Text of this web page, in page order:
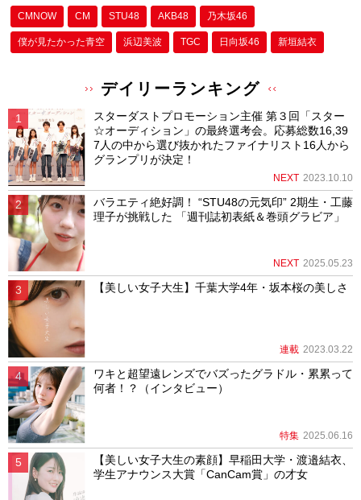
CMNOW CM STU48 AKB48 乃木坂46
僕が⾒たかった⻘空 浜辺美波 TGC 日向坂46 新垣結衣
デイリーランキング
スターダストプロモーション主催 第３回「スター
☆オーディション」の最終選考会。応募総数16,39
7人の中から選び抜かれたファイナリスト16人から
グランプリが決定！
NEXT 2023.10.10
バラエティ絶好調！ “STU48の元気印” 2期生・工藤
理子が挑戦した 「週刊誌初表紙＆巻頭グラビア」
NEXT 2025.05.23
【美しい女子大生】千葉大学4年・坂本桜の美しさ
連載 2023.03.22
ワキと超望遠レンズでバズったグラドル・累累って
何者！？（インタビュー）
特集 2025.06.16
【美しい女子大生の素顔】早稲田大学・渡邉結衣、
学生アナウンス大賞「CanCam賞」の才女